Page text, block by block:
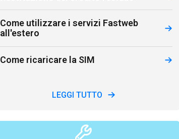
Come utilizzare i servizi Fastweb
all'estero
Come ricaricare la SIM
LEGGI TUTTO